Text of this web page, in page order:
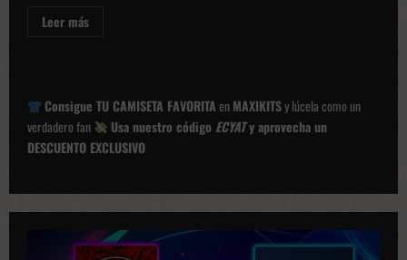
Leer másLeer
altibajos
en
Mendizorroza
Consigue TU CAMISETA FAVORITAenMAXIKITSy lúcela como un
verdadero fan
Usa nuestro código ECYATy aprovecha un
DESCUENTO EXCLUSIVO